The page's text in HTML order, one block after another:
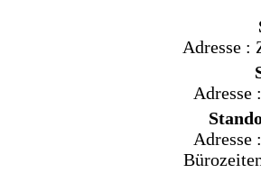
Adresse :
Adresse
Adresse